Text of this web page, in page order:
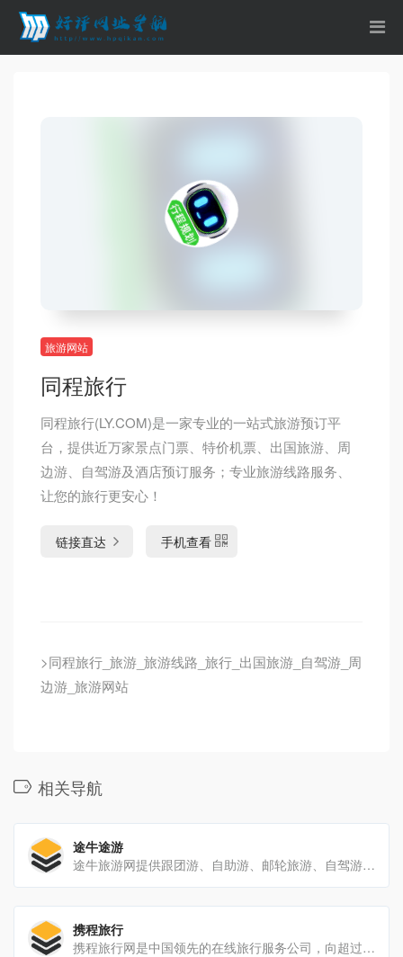
旅游网站
同程旅行
同程旅行(LY.COM)是一家专业的一站式旅游预订平
台，提供近万家景点门票、特价机票、出国旅游、周
边游、自驾游及酒店预订服务；专业旅游线路服务、
让您的旅行更安心！
链接直达 手机查看
>同程旅行_旅游_旅游线路_旅行_出国旅游_自驾游_周
边游_旅游网站
相关导航
途牛途游
途牛旅游网提供跟团游、自助游、邮轮旅游、自驾游、定制游以及景点门票预订、机票预订、火车票预订服务,还有牛人专线、首付出发旅游等品质高端、价格实惠的旅游路线.全年有各种尾货特价、限时秒杀等特卖旅游路线让你畅游海内外,要旅游,找途牛.
携程旅行
携程旅行网是中国领先的在线旅行服务公司，向超过9000万会员提供酒店预订、酒店点评及特价酒店查询、机票预订、飞机票查询、时刻表、票价查询、航班查询、度假预订、商旅管理、为您的出行提供全方位旅行服务。